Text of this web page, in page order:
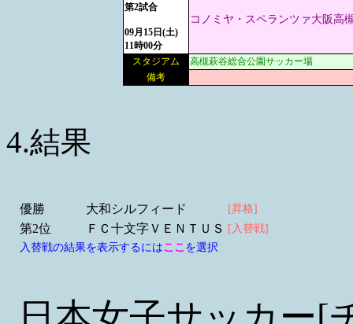
第2試合
09月15日(土)
11時00分
コノミヤ・スペランツァ大阪高
スタジアム
高槻萩谷総合公園サッカー場
備考
4.結果
優勝 大和シルフィード [昇格]
第2位 ＦＣ十文字ＶＥＮＴＵＳ [入替戦]
入替戦の結果を表示するにはここ を選択